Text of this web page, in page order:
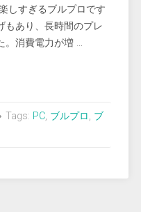
しすぎるブルプロです
もあり、長時間のプレ
。消費電力が増 …
Tags: PC, ブルプロ, ブ